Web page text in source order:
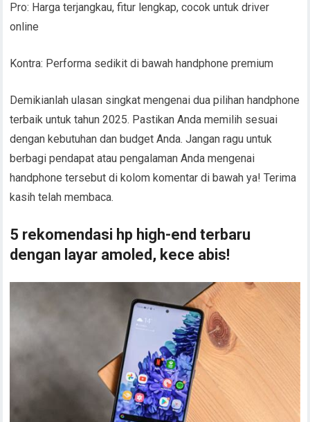
Pro: Harga terjangkau, fitur lengkap, cocok untuk driver
online
Kontra: Performa sedikit di bawah handphone premium
Demikianlah ulasan singkat mengenai dua pilihan handphone
terbaik untuk tahun 2025. Pastikan Anda memilih sesuai
dengan kebutuhan dan budget Anda. Jangan ragu untuk
berbagi pendapat atau pengalaman Anda mengenai
handphone tersebut di kolom komentar di bawah ya! Terima
kasih telah membaca.
5 rekomendasi hp high-end terbaru
dengan layar amoled, kece abis!